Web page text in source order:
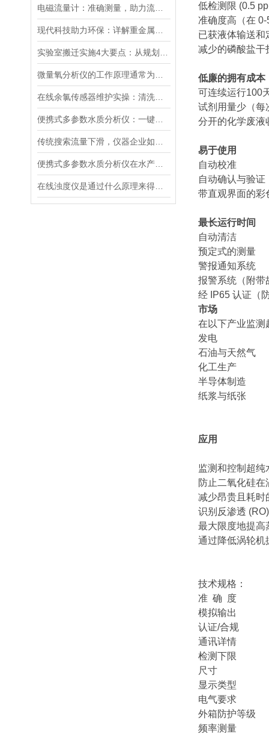
低检测限 (0.5
准确度高（在
已获液体输送和
减少的磷酸盐干
低廉的拥有成本
可连续运行100
试剂用量少（每
分开的化学废液
易于使用
自动校准
自动确认与验证
带直观界面的彩
最长运行时间
自动清洁
预定式的测量
警报通知系统
报警系统（附带
经 IP65 认证（
市场
在以下产业监测
发电
石油与天然气
化工生产
半导体制造
纸浆与纸张
应用
监测和控制超纯
防止二氧化硅
减少昂贵且耗时
识别反渗透
最大限度地提高
通过降低涡轮机
技术规格：
准 确 度 ≤
模拟输出 两
认证/合规 安
通讯详情 输
检测下
尺寸 （长 x
显示类型
电气要求
外箱防护等
频率测量